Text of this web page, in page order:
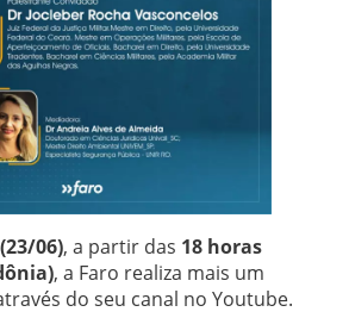
(23/06), a partir das 18 horas
, a Faro realiza mais um
do seu canal no Youtube.